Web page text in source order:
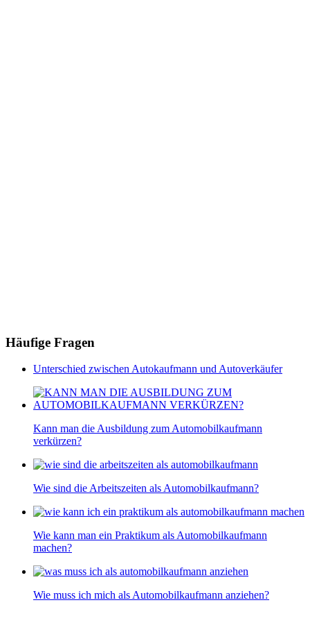
Häufige Fragen
Unterschied zwischen Autokaufmann und Autoverkäufer
Kann man die Ausbildung zum Automobilkaufmann
verkürzen?
Wie sind die Arbeitszeiten als Automobilkaufmann?
Wie kann man ein Praktikum als Automobilkaufmann
machen?
Wie muss ich mich als Automobilkaufmann anziehen?